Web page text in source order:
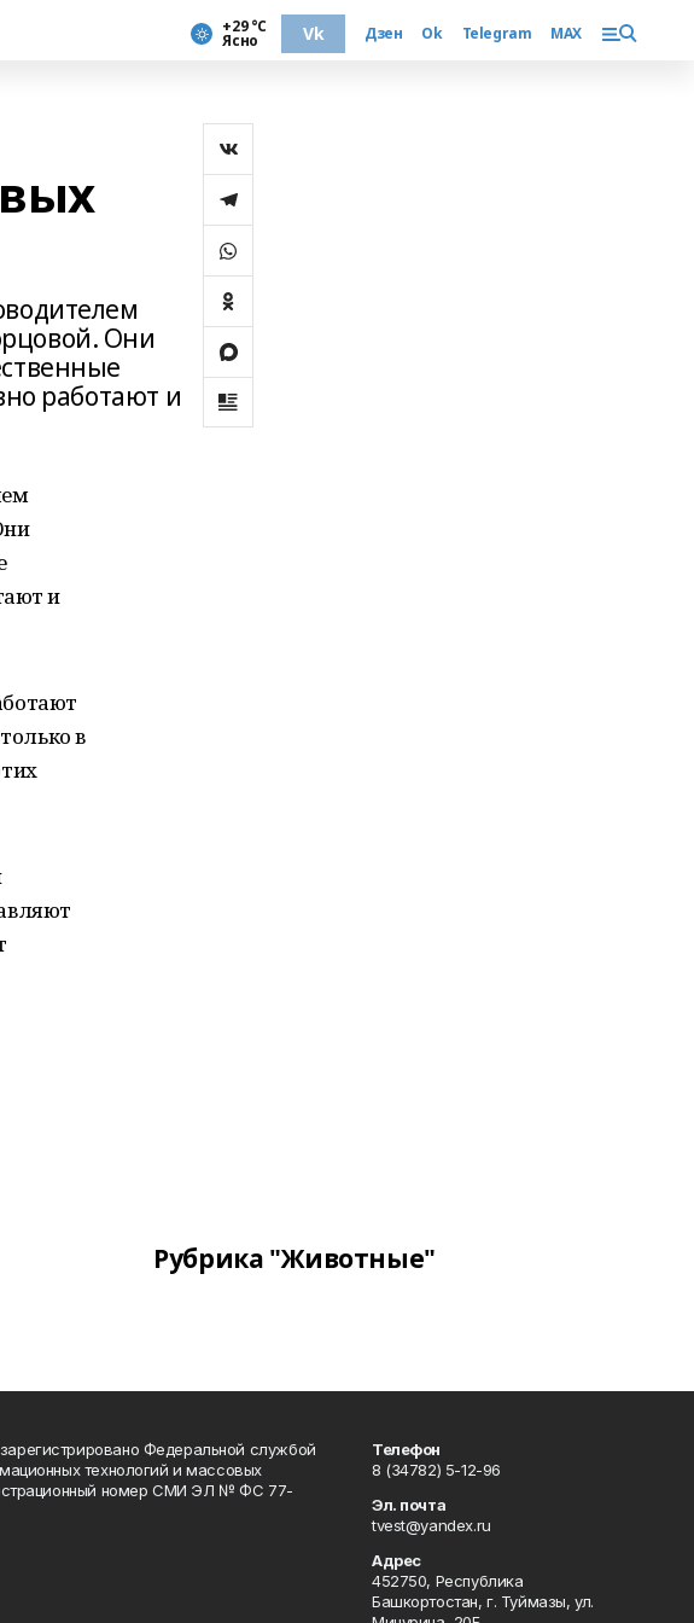
+29 °С
Ясно Vk Дзен Ok Telegram MAX
Они
работают и
и
в
Рубрика "Животные"
Федеральной службой
технологий и массовых
номер СМИ ЭЛ № ФС 77-
Телефон
8 (34782) 5-12-96
Эл. почта
tvest@yandex.ru
Адрес
452750, Республика
Башкортостан, г. Туймазы, ул.